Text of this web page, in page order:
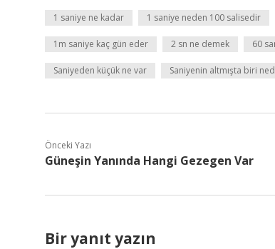
1 saniye ne kadar 1 saniye neden 100 salisedir
1m saniye kaç gün eder 2 sn ne demek 60
Saniyeden küçük ne var Saniyenin altmışta biri
Önceki Yazı
Güneşin Yanında Hangi Gezegen Var
Bir yanıt yazın